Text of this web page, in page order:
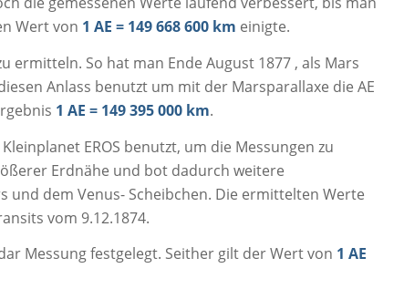
Wert von 1 AE = 149 668 600 km einigte.
ermitteln. So hat man Ende August 1877 , als Mars
Anlass benutzt um mit der Marsparallaxe die AE
1 AE = 149 395 000 km.
EROS benutzt, um die Messungen zu
Erdnähe und bot dadurch weitere
und dem Venus- Scheibchen. Die ermittelten Werte
vom 9.12.1874.
Messung festgelegt. Seither gilt der Wert von 1 AE